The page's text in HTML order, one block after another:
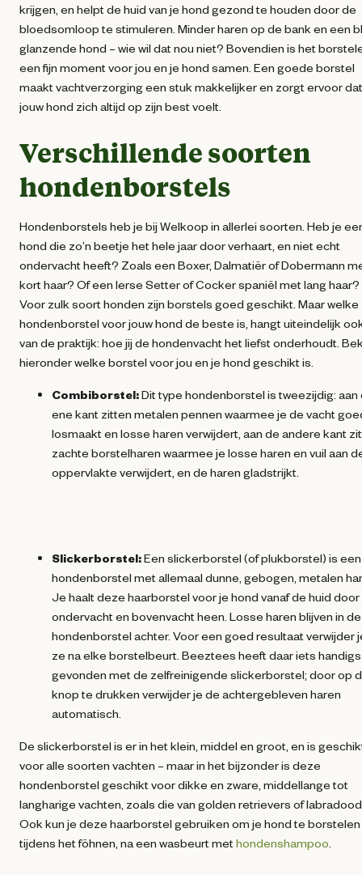
krijgen, en helpt de huid van je hond gezond te houden door de
bloedsomloop te stimuleren. Minder haren op de bank en een
glanzende hond – wie wil dat nou niet? Bovendien is het
een fijn moment voor jou en je hond samen. Een goede borstel
maakt vachtverzorging een stuk makkelijker en zorgt ervoor dat
jouw hond zich altijd op zijn best voelt.
Verschillende soorten
hondenborstels
Hondenborstels heb je bij Welkoop in allerlei soorten. Heb je
hond die zo’n beetje het hele jaar door verhaart, en niet echt
ondervacht heeft? Zoals een Boxer, Dalmatiër of Dobermann
kort haar? Of een Ierse Setter of Cocker spaniël met lang haar?
Voor zulk soort honden zijn borstels goed geschikt. Maar welke
hondenborstel voor jouw hond de beste is, hangt uiteindelijk
van de praktijk: hoe jij de hondenvacht het liefst onderhoudt.
hieronder welke borstel voor jou en je hond geschikt is.
Combiborstel:Dit type hondenborstel is tweezijdig: aan
ene kant zitten metalen pennen waarmee je de vacht
losmaakt en losse haren verwijdert, aan de andere kant
zachte borstelharen waarmee je losse haren en vuil aan
oppervlakte verwijdert, en de haren gladstrijkt.
Slickerborstel:Een slickerborstel (of plukborstel) is een
hondenborstel met allemaal dunne, gebogen, metalen
Je haalt deze haarborstel voor je hond vanaf de huid
ondervacht en bovenvacht heen. Losse haren blijven in de
hondenborstel achter. Voor een goed resultaat verwijder
ze na elke borstelbeurt. Beeztees heeft daar iets
gevonden met de zelfreinigende slickerborstel; door op
knop te drukken verwijder je de achtergebleven haren
automatisch.
De slickerborstel is er in het klein, middel en groot, en is
voor alle soorten vachten – maar in het bijzonder is deze
hondenborstel geschikt voor dikke en zware, middellange tot
langharige vachten, zoals die van golden retrievers of
Ook kun je deze haarborstel gebruiken om je hond te borstelen
tijdens het föhnen, na een wasbeurt met hondenshampoo